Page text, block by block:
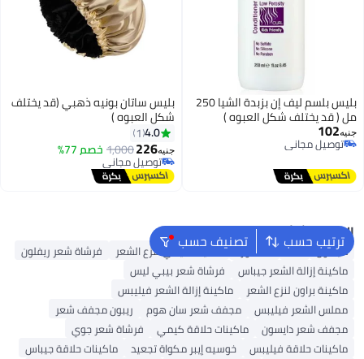
بليس بلسم ليف إن بزبدة الشيا 250
مل ( قد يختلف شكل العبوه )
جنيه102
توصيل مجاني
توصيل مجاني
بليس ساتان بونيه ذهبي (قد يختلف
شكل العبوه )
4.0
1
جنيه226
1,000خصم 77%
توصيل مجاني
توصيل مجاني
ترتيب حسب تصنيف حسب البحث الشائع
دايسون K18 ماء الورد ماكينة كيمي لنزع الشعر
فرشاة شعر ريفلون
ماكينة إزالة الشعر جيباس
فرشاة شعر بيبي ليس
ماكينة براون لنزع الشعر
ماكينة إزالة الشعر فيليبس
مملس الشعر فيليبس
مجفف شعر سان هوم
ريبون مجفف شعر
مجفف شعر دايسون
ماكينات حلاقة كيمي
فرشاة شعر جوي
ماكينات حلاقة فيليبس
خوسيه إيبر مكواة تجعيد
ماكينات حلاقة جيباس